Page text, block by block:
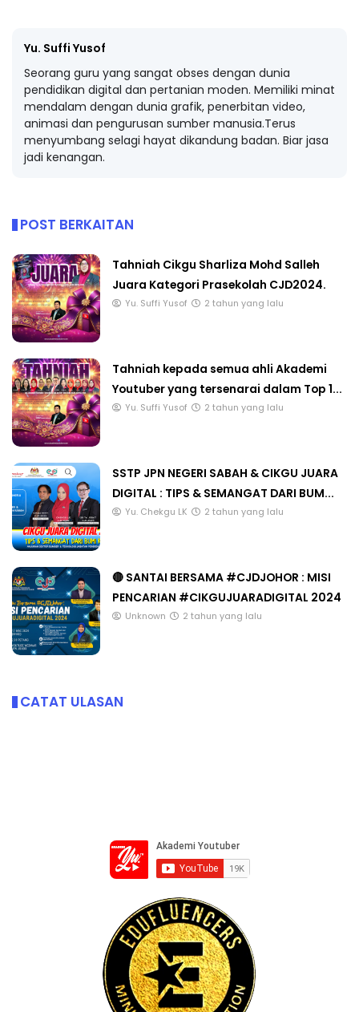
Yu. Suffi Yusof
Seorang guru yang sangat obses dengan dunia
pendidikan digital dan pertanian moden. Memiliki minat
mendalam dengan dunia grafik, penerbitan video,
animasi dan pengurusan sumber manusia.Terus
menyumbang selagi hayat dikandung badan. Biar jasa
jadi kenangan.
POST BERKAITAN
Tahniah Cikgu Sharliza Mohd Salleh
Juara Kategori Prasekolah CJD2024.
Yu. Suffi Yusof 2 tahun yang lalu
Tahniah kepada semua ahli Akademi
Youtuber yang tersenarai dalam Top 1...
Yu. Suffi Yusof 2 tahun yang lalu
SSTP JPN NEGERI SABAH & CIKGU JUARA
DIGITAL : TIPS & SEMANGAT DARI BUM...
Yu. Chekgu LK 2 tahun yang lalu
🔴 SANTAI BERSAMA #CJDJOHOR : MISI
PENCARIAN #CIKGUJUARADIGITAL 2024
Unknown 2 tahun yang lalu
CATAT ULASAN